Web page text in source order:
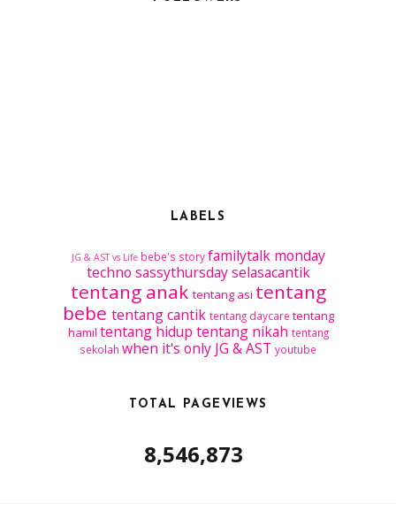
LABELS
JG & AST vs Life bebe's story familytalk monday
techno sassythursday selasacantik
tentang anak tentang asi tentang
bebe tentang cantik tentang daycare tentang
hamil tentang hidup tentang nikah tentang
sekolah when it's only JG & AST youtube
TOTAL PAGEVIEWS
8,546,873